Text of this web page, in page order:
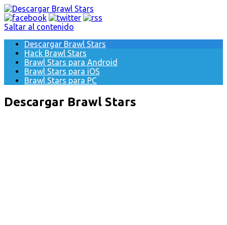
Saltar al contenido
Descargar Brawl Stars
Hack Brawl Stars
Brawl Stars para Android
Brawl Stars para iOS
Brawl Stars para PC
Descargar Brawl Stars